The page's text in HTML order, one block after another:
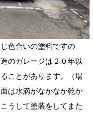
色合いの塗料ですの
のガレージは２０年以
ことがあります。（場
は水滴がなかなか乾か
うして塗装をしてまた